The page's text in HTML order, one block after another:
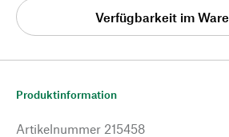
Verfügbarkeit im
Produktinformation
Artikelnummer 215458